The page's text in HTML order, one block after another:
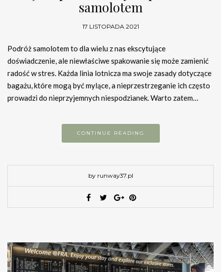
samolotem
17 LISTOPADA 2021
Podróż samolotem to dla wielu z nas ekscytujące
doświadczenie, ale niewłaściwe spakowanie się może zamienić
radość w stres. Każda linia lotnicza ma swoje zasady dotyczące
bagażu, które mogą być mylące, a nieprzestrzeganie ich często
prowadzi do nieprzyjemnych niespodzianek. Warto zatem…
CONTINUE READING
by runway37.pl